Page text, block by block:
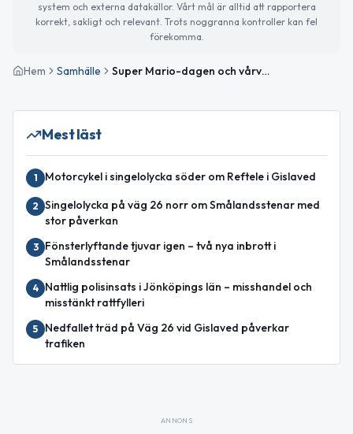
system och externa datakällor. Vårt mål är alltid att rapportera
korrekt, sakligt och relevant. Trots noggranna kontroller kan fel
förekomma.
Hem Samhälle Super Mario-dagen och vårväder i Gislaved
Mest läst
1 Motorcykel i singelolycka söder om Reftele i Gislaved
2 Singelolycka på väg 26 norr om Smålandsstenar med
stor påverkan
3
Fönsterlyftande tjuvar igen – två nya inbrott i
Smålandsstenar
4
Nattlig polisinsats i Jönköpings län – misshandel och
misstänkt rattfylleri
5
Nedfallet träd på Väg 26 vid Gislaved påverkar
trafiken
ANNONS